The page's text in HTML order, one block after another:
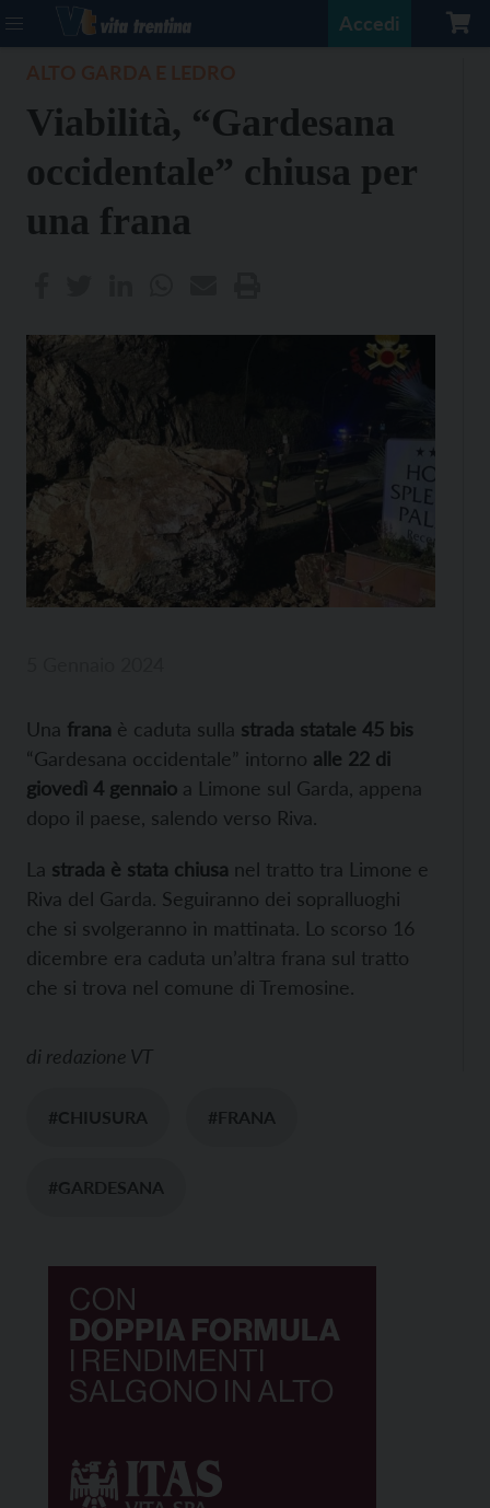
Accedi
Viabilità, “Gardesana
occidentale” chiusa per
una frana
Una frana è caduta sulla strada statale 45 bis
“Gardesana occidentale” intorno alle 22 di
giovedì 4 gennaio a Limone sul Garda, appena
dopo il paese, salendo verso Riva.
La strada è stata chiusa nel tratto tra Limone e
Riva del Garda. Seguiranno dei sopralluoghi
che si svolgeranno in mattinata. Lo scorso 16
dicembre era caduta un’altra frana sul tratto
che si trova nel comune di Tremosine.
di redazione VT
#CHIUSURA #FRANA
#GARDESANA